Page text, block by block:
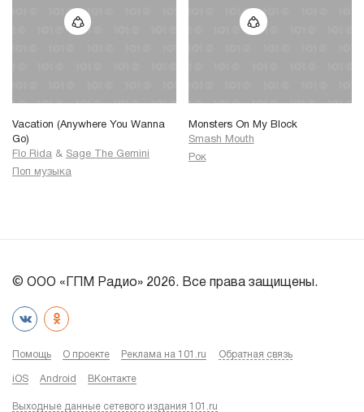
Vacation (Anywhere You Wanna
Go)
Flo Rida & Sage The Gemini
Поп музыка
Monsters On My Block
Smash Mouth
Рок
© ООО «ГПМ Радио» 2026. Все права защищены.
Помощь О проекте Реклама на 101.ru Обратная связь
iOS Android ВКонтакте
Выходные данные сетевого издания 101.ru